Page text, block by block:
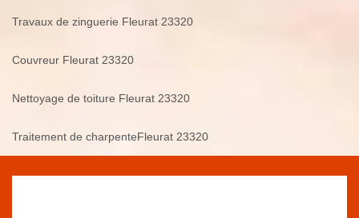
Travaux de zinguerie Fleurat 23320
Couvreur Fleurat 23320
Nettoyage de toiture Fleurat 23320
Traitement de charpenteFleurat 23320